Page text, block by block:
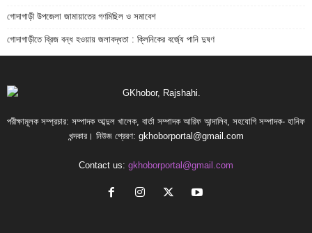
গোদাগাড়ী উপজেলা জামায়াতের গণমিছিল ও সমাবেশ
গোদাগাড়ীতে ব্রিজ বন্ধ হওয়ায় জলাবদ্ধতা : ক্লিনিকের বর্জ্যে পানি দুষণ
পরীক্ষামূলক সম্প্রচার: সম্পাদক আব্দুল খালেক, বার্তা সম্পাদক আরিফ আন্দালিব, সহযোগি সম্পাদক- হানিফ
খন্দকার। নিউজ প্রেরণ: gkhoborportal@gmail.com
Contact us: gkhoborportal@gmail.com